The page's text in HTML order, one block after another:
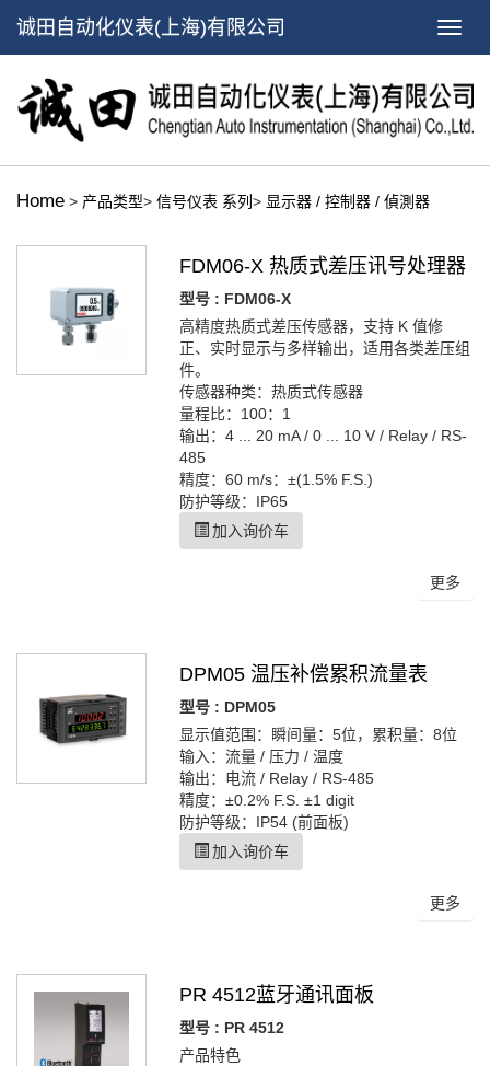
诚田自动化仪表(上海)有限公司
Home > 产品类型> 信号仪表 系列 > 显示器 / 控制器 / 偵測器
FDM06-X 热质式差压讯号处理器
型号 : FDM06-X
高精度热质式差压传感器，支持 K 值修
正、实时显示与多样输出，适用各类差压组
件。
传感器种类：热质式传感器
量程比：100：1
输出：4 ... 20 mA / 0 ... 10 V / Relay / RS-
485
精度：60 m/s：±(1.5% F.S.)
防护等级：IP65
加入询价车
更多
DPM05 温压补偿累积流量表
型号 : DPM05
显示值范围：瞬间量：5位，累积量：8位
输入：流量 / 压力 / 温度
输出：电流 / Relay / RS-485
精度：±0.2% F.S. ±1 digit
防护等级：IP54 (前面板)
加入询价车
更多
PR 4512蓝牙通讯面板
型号 : PR 4512
产品特色